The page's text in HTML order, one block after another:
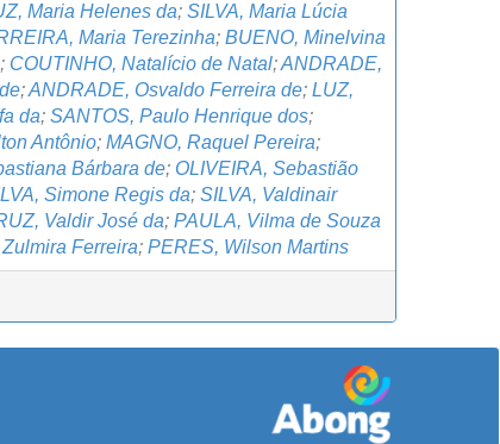
Maria Helenes da; SILVA, Maria Lúcia
Maria Terezinha; BUENO, Minelvina
; COUTINHO, Natalício de Natal;ANDRADE,
;ANDRADE, Osvaldo Ferreira de; LUZ,
da; SANTOS, Paulo Henrique dos;
Antônio; MAGNO, Raquel Pereira;
Bárbara de; OLIVEIRA, Sebastião
Simone Regis da; SILVA, Valdinair
Valdir José da; PAULA, Vilma de Souza
Ferreira; PERES, Wilson Martins